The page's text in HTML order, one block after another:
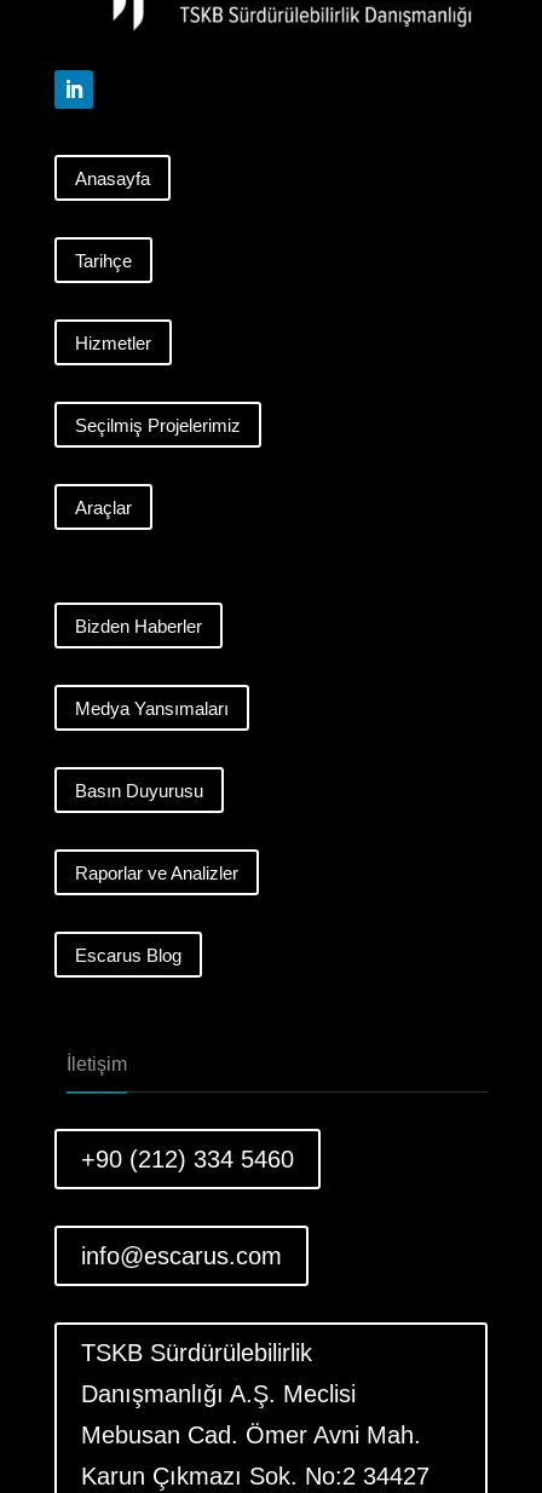
Anasayfa
Tarihçe
Hizmetler
Seçilmiş Projelerimiz
Araçlar
Bizden Haberler
Medya Yansımaları
Basın Duyurusu
Raporlar ve Analizler
Escarus Blog
İletişim
+90 (212) 334 5460
info@escarus.com
TSKB Sürdürülebilirlik
Danışmanlığı A.Ş. Meclisi
Mebusan Cad. Ömer Avni Mah.
Karun Çıkmazı Sok. No:2 34427